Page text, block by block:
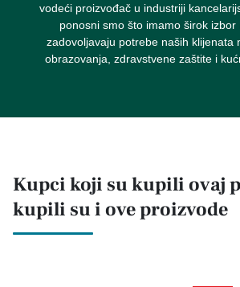
vodeći proizvođač u industriji
ponosni smo što imamo širok izbor
zadovoljavaju potrebe naših klijenata
obrazovanja, zdravstvene zaštite i
Kupci koji su kupili ovaj
kupili su i ove proizvode